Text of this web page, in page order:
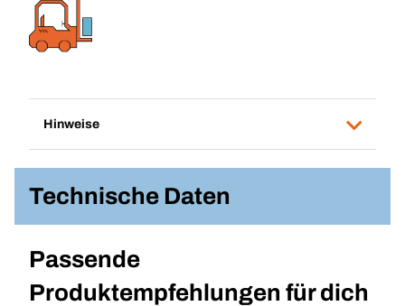
Hinweise
Technische Daten
Passende
Produktempfehlungen für dich